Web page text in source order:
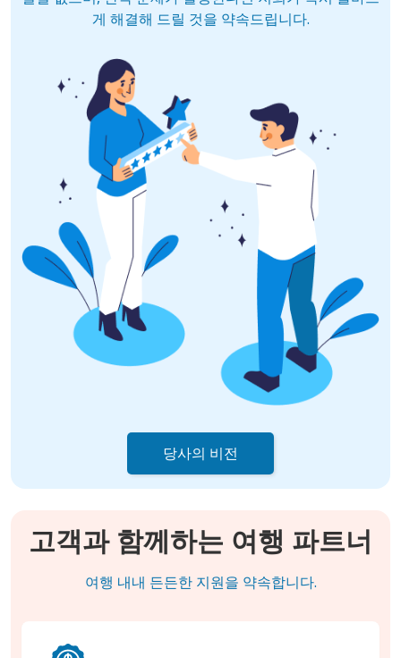
게 해결해 드릴 것을 약속드립니다.
당사의 비전
고객과 함께하는 여행 파트너
여행 내내 든든한 지원을 약속합니다.